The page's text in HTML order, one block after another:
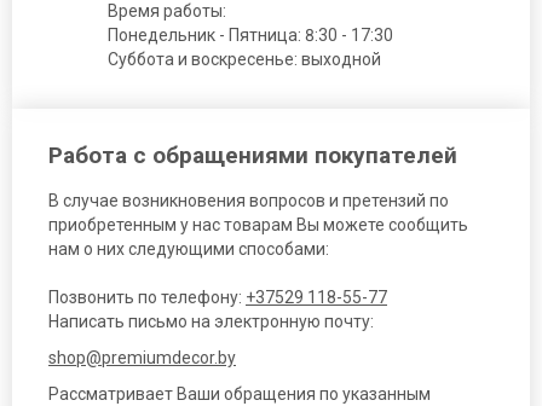
Время работы:
Понедельник - Пятница: 8:30 - 17:30
Суббота и воскресенье: выходной
Работа с обращениями покупателей
В случае возникновения вопросов и претензий по
приобретенным у нас товарам Вы можете сообщить
нам о них следующими способами:
Позвонить по телефону: +37529 118-55-77
Написать письмо на электронную почту:
shop@premiumdecor.by
Рассматривает Ваши обращения по указанным